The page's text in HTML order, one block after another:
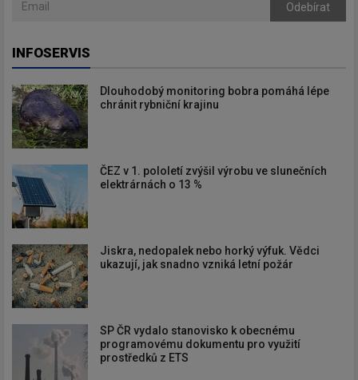
Odebírat
INFOSERVIS
Dlouhodobý monitoring bobra pomáhá lépe
chránit rybniční krajinu
ČEZ v 1. pololetí zvýšil výrobu ve slunečních
elektrárnách o 13 %
Jiskra, nedopalek nebo horký výfuk. Vědci
ukazují, jak snadno vzniká letní požár
SP ČR vydalo stanovisko k obecnému
programovému dokumentu pro využití
prostředků z ETS